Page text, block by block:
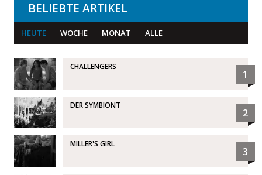
BELIEBTE ARTIKEL
HEUTE WOCHE MONAT ALLE
CHALLENGERS
1
DER SYMBIONT
2
MILLER'S GIRL
3